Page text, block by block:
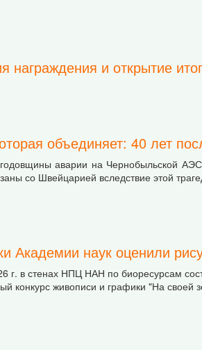
награждения и открытие
объединяет: 40 лет
аварии на Чернобыльской
со Швейцарией вследствие этой
Академии наук оценили
г. в стенах НПЦ НАН по биоресурсам
конкурс живописи и графики "На своей